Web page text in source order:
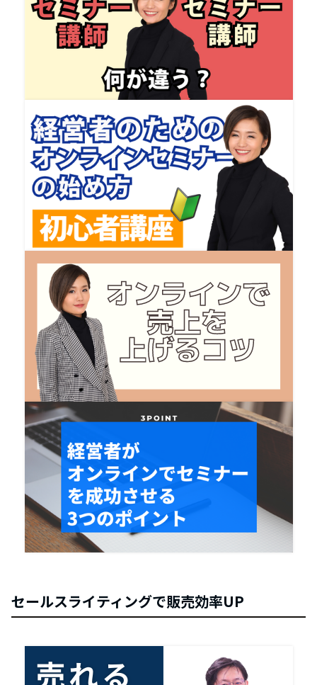
セールスライティングで販売効率UP